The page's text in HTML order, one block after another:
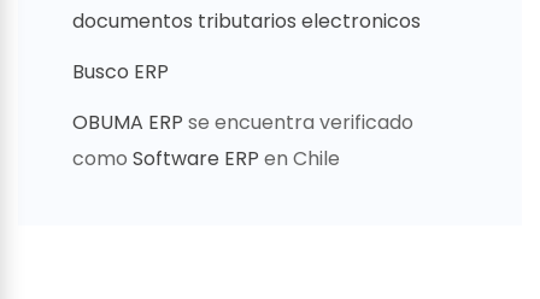
documentos tributarios electronicos
Busco ERP
OBUMA ERP se encuentra verificado
como Software ERP en Chile